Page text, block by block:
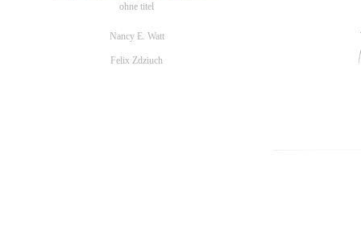
ohne titel
Nancy E. Watt
Felix Zdziuch